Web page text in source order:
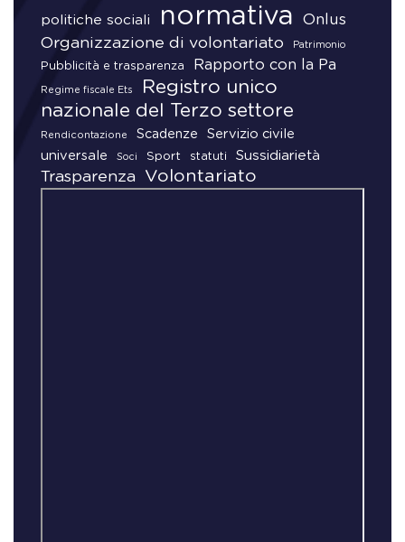
politiche sociali normativa Onlus
Organizzazione di volontariato Patrimonio
Pubblicità e trasparenza Rapporto con la Pa
Regime fiscale Ets
Registro unico
nazionale del Terzo settore
Rendicontazione Scadenze
Servizio civile
universale
Soci Sport statuti Sussidiarietà
Trasparenza Volontariato